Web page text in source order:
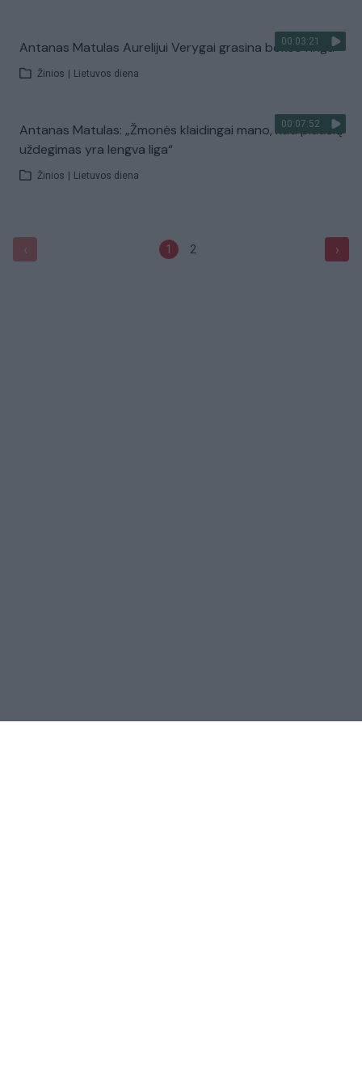
00:03:21
Antanas Matulas Aurelijui Verygai grasina bokso ringu
Žinios Lietuvos diena
00:07:52
Antanas Matulas: „Žmonės klaidingai mano, kad plaučių
uždegimas yra lengva liga“
Žinios Lietuvos diena
‹ 1 2 ›